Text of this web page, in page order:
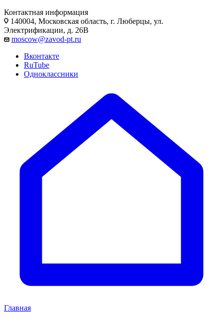
Контактная информация
140004, Московская область, г. Люберцы, ул.
Электрификации, д. 26В
moscow@zavod-pt.ru
Вконтакте
RuTube
Одноклассники
Главная